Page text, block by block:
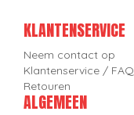
KLANTENSERVICE
Neem contact op
Klantenservice / FAQ
Retouren
ALGEMEEN